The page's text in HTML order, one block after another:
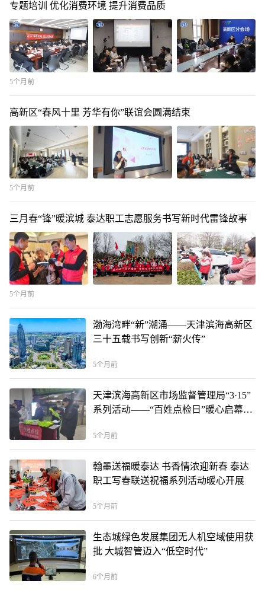
专题培训 优化消费环境 提升消费品质
5个月前
高新区“春风十里 芳华有你”联谊会圆满结束
5个月前
三月春“锋”暖滨城 泰达职工志愿服务书写新时代雷锋故事
5个月前
渤海湾畔“新”潮涌——天津滨海高新区
三十五载书写创新“薪火传”
5个月前
天津滨海高新区市场监督管理局“3·15”
系列活动——“百姓点检日”暖心启幕
5个月前
翰墨送福暖泰达 书香情浓迎新春 泰达
职工写春联送祝福系列活动暖心开展
5个月前
生态城绿色发展集团无人机空域使用获
批 大城智管迈入“低空时代”
6个月前